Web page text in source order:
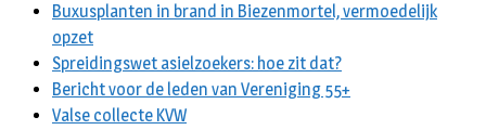
Buxusplanten in brand in Biezenmortel, vermoedelijk
opzet
Spreidingswet asielzoekers: hoe zit dat?
Bericht voor de leden van Vereniging 55+
Valse collecte KVW